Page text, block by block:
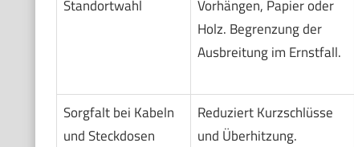
Standortwahl
Vorhängen, Papier oder
Holz. Begrenzung der
Ausbreitung im Ernstfall.
Sorgfalt bei Kabeln
und Steckdosen
Reduziert Kurzschlüsse
und Überhitzung.